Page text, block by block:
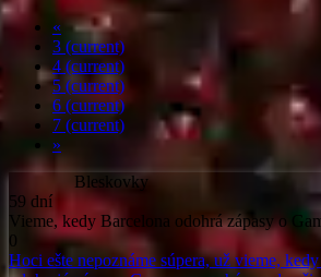
«
3 (current)
4 (current)
5 (current)
6 (current)
7 (current)
»
Bleskovky
59 dní
Vieme, kedy Barcelona odohrá zápasy o
0
Hoci ešte nepoznáme súpera, už vieme,